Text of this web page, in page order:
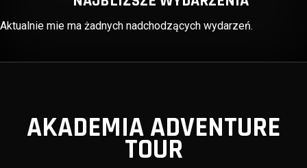
Aktualnie mie ma żadnych nadchodzących wydarzeń.
AKADEMIA ADVENTURE
TOUR